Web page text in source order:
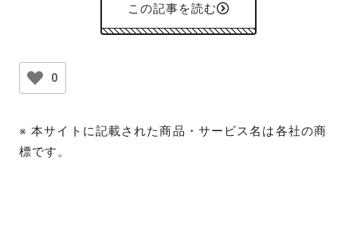
この記事を読む
0
※ 本サイトに記載された商品・サービス名は各社の商
標です。